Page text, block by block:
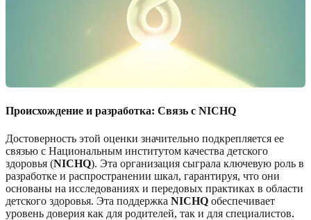
Происхождение и разработка: Связь с NICHQ
Достоверность этой оценки значительно подкрепляется ее
связью с Национальным институтом качества детского
здоровья (NICHQ). Эта организация сыграла ключевую роль в
разработке и распространении шкал, гарантируя, что они
основаны на исследованиях и передовых практиках в области
детского здоровья. Эта поддержка NICHQ обеспечивает
уровень доверия как для родителей, так и для специалистов.